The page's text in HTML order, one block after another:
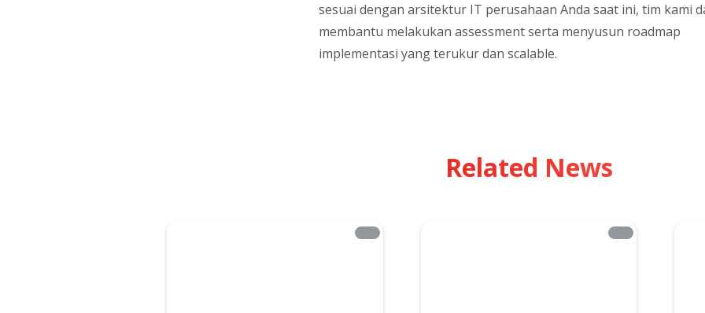
sesuai dengan arsitektur IT perusahaan Anda saat ini, tim kami
membantu melakukan assessment serta menyusun roadmap
implementasi yang terukur dan scalable.
Related News